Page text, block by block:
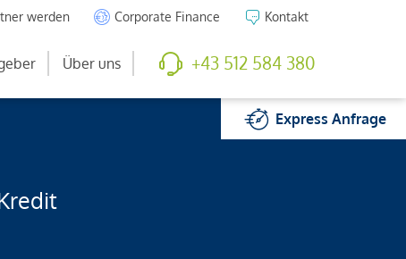
werden Corporate Finance Kontakt
Über uns +43 512 584 380
ExpressAnfrage